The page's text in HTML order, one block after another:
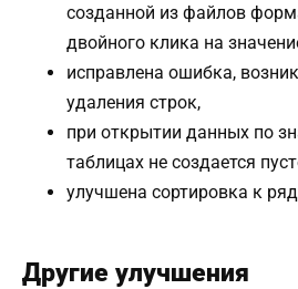
созданной из файлов
двойного клика на
исправлена ошибка,
удаления строк,
при открытии данных по
таблицах не создается
улучшена сортировка к
Другие улучшения